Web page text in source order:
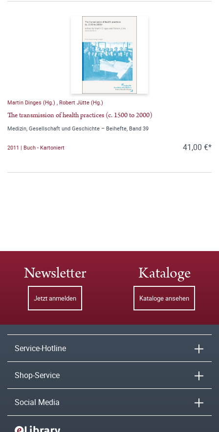
Martin Dinges (Hg.) , Robert Jütte (Hg.)
The transmission of health practices (c. 1500 to 2000)
Medizin, Gesellschaft und Geschichte – Beihefte, Band 39
2011 | Buch - Kartoniert 41,00 €*
Newsletter
Jetzt anmelden
Kataloge
Kataloge ansehen
Service-Hotline
Shop-Service
Social Media